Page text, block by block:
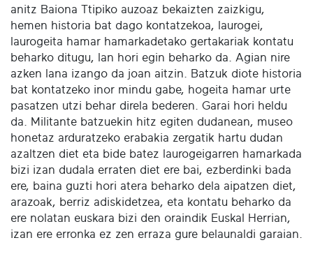
anitz Baiona Ttipiko auzoaz bekaizten zaizkigu,
hemen historia bat dago kontatzekoa, laurogei,
laurogeita hamar hamarkadetako gertakariak kontatu
beharko ditugu, lan hori egin beharko da. Agian nire
azken lana izango da joan aitzin. Batzuk diote historia
bat kontatzeko inor mindu gabe, hogeita hamar urte
pasatzen utzi behar direla bederen. Garai hori heldu
da. Militante batzuekin hitz egiten dudanean, museo
honetaz arduratzeko erabakia zergatik hartu dudan
azaltzen diet eta bide batez laurogeigarren hamarkada
bizi izan dudala erraten diet ere bai, ezberdinki bada
ere, baina guzti hori atera beharko dela aipatzen diet,
arazoak, berriz adiskidetzea, eta kontatu beharko da
ere nolatan euskara bizi den oraindik Euskal Herrian,
izan ere erronka ez zen erraza gure belaunaldi garaian.